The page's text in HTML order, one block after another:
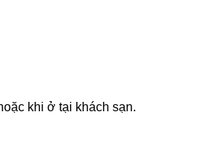
khi ở tại khách sạn.